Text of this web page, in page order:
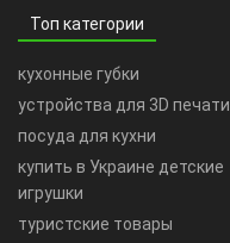
Топ категории
кухонные губки
устройства для 3D печати
посуда для кухни
купить в Украине детские
игрушки
туристские товары